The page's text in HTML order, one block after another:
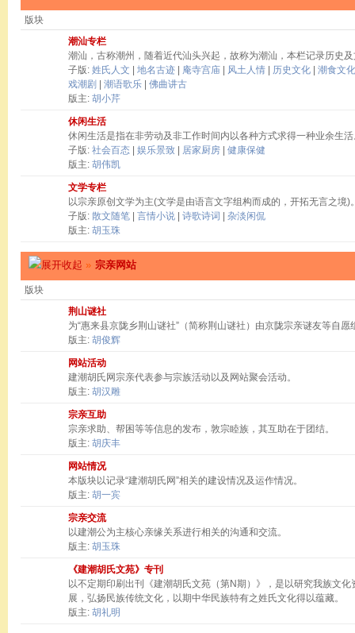
版块
潮汕专栏
潮汕，古称潮州，随着近代汕头兴起，故称为潮汕，本栏记录历史
子版: 姓氏人文 地名古迹 庵寺宫庙 风土人情 历史文化
潮食文化
戏潮剧
潮语歌乐
佛曲讲古
版主: 胡小芹
休闲生活
休闲生活是指在非劳动及非工作时间内以各种方式求得一种业余生
子版: 社会百态 娱乐景致 居家厨房
健康保健
版主: 胡伟凯
文学专栏
以宗亲原创文学为主(文学是由语言文字组构而成的，开拓无言之境)
子版: 散文随笔 言情小说 诗歌诗词
杂淡闲侃
版主: 胡玉珠
» 宗亲网站
版块
荆山谜社
为“惠来县京陇乡荆山谜社”（简称荆山谜社）由京陇宗亲谜友等自
版主: 胡俊辉
网站活动
建潮胡氏网宗亲代表参与宗族活动以及网站聚会活动。
版主: 胡汉雕
宗亲互助
宗亲求助、帮困等等信息的发布，敦宗睦族，其互助在于团结。
版主: 胡庆丰
网站情况
本版块以记录“建潮胡氏网”相关的建设情况及运作情况。
版主: 胡一宾
宗亲交流
以建潮公为主核心亲缘关系进行相关的沟通和交流。
版主: 胡玉珠
《建潮胡氏文苑》专刊
以不定期印刷出刊《建潮胡氏文苑（第N期）》，是以研究我族文
展，弘扬民族传统文化，以期中华民族特有之姓氏文化得以蕴藏。
版主: 胡礼明